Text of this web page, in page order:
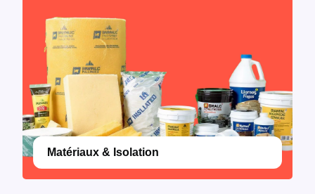
Matériaux & Isolation